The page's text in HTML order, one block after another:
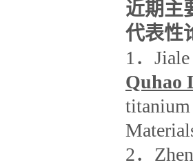
近期主
代表性
1 ．
Quhao
2．